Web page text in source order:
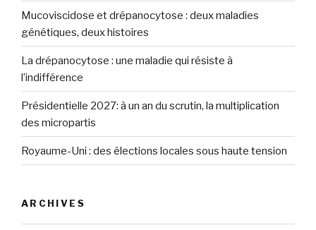
Mucoviscidose et drépanocytose : deux maladies
génétiques, deux histoires
La drépanocytose : une maladie qui résiste à
l’indifférence
Présidentielle 2027: à un an du scrutin, la multiplication
des micropartis
Royaume-Uni : des élections locales sous haute tension
ARCHIVES